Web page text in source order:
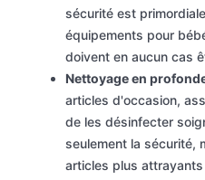
sécurité est
équipements pour
doivent en aucun cas
Nettoyage en
articles d'occasion,
de les désinfecter
seulement la sécurité,
articles plus